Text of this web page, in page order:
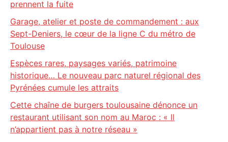
prennent la fuite
Garage, atelier et poste de commandement : aux
Sept-Deniers, le cœur de la ligne C du métro de
Toulouse
Espèces rares, paysages variés, patrimoine
historique… Le nouveau parc naturel régional des
Pyrénées cumule les attraits
Cette chaîne de burgers toulousaine dénonce un
restaurant utilisant son nom au Maroc : « Il
n’appartient pas à notre réseau »